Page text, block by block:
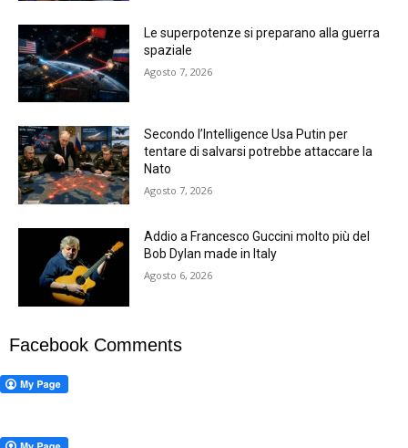
Le superpotenze si preparano alla guerra
spaziale
Agosto 7, 2026
Secondo l’Intelligence Usa Putin per
tentare di salvarsi potrebbe attaccare la
Nato
Agosto 7, 2026
Addio a Francesco Guccini molto più del
Bob Dylan made in Italy
Agosto 6, 2026
Facebook Comments